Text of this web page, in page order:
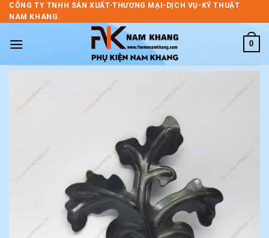
Skip
to
CÔNG TY TNHH SẢN XUẤT-THƯƠNG MẠI-DỊCH VỤ-KỸ THUẬT
NAM KHANG.
0